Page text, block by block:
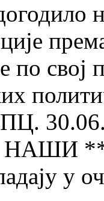
по
***
у